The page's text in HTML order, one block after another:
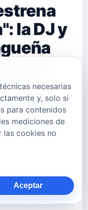
la DJ y
con
Jurado,
"Quién Lo
este 16 de
necesarias
y, solo si
para contenidos
mediciones de
las cookies no
Aceptar